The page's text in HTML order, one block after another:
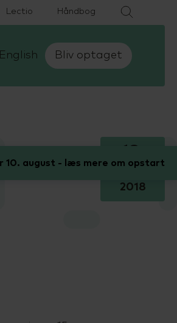
Lectio Håndbog
English Bliv optaget
18.
april
2018
10. august - læs mere om opstart